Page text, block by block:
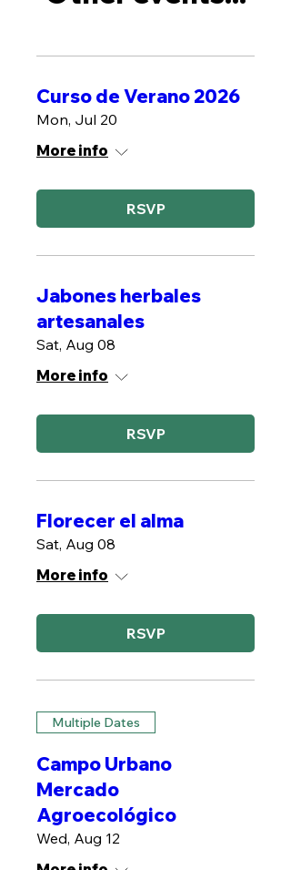
Curso de Verano 2026
Mon, Jul 20
More info
RSVP
Jabones herbales
artesanales
Sat, Aug 08
More info
RSVP
Florecer el alma
Sat, Aug 08
More info
RSVP
Multiple Dates
Campo Urbano
Mercado
Agroecológico
Wed, Aug 12